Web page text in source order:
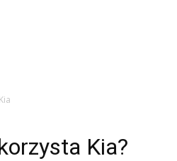
Kia
Kia?